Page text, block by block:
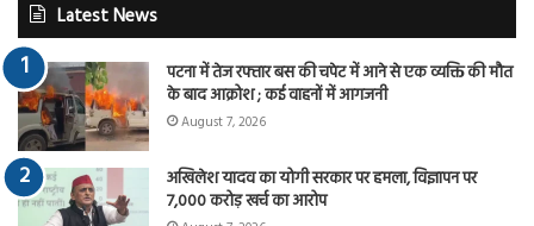
Latest News
पटना में तेज रफ्तार बस की चपेट में आने से एक व्यक्ति की मौत
के बाद आक्रोश ; कई वाहनों में आगजनी
August 7, 2026
अखिलेश यादव का योगी सरकार पर हमला, विज्ञापन पर
7,000 करोड़ खर्च का आरोप